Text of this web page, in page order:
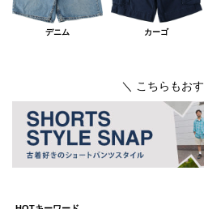
デニム カーゴ
＼ こちらもお